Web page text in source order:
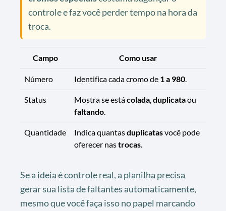
controle e faz você perder tempo na hora da
troca.
Campo Como usar
Número Identifica cada cromo de 1 a 980.
Status Mostra se estácolada,duplicataou
faltando.
Quantidade Indica quantasduplicatasvocê pode
oferecer nastrocas.
Se a ideia é controle real, a planilha precisa
gerar sua lista de faltantes automaticamente,
mesmo que você faça isso no papel marcando